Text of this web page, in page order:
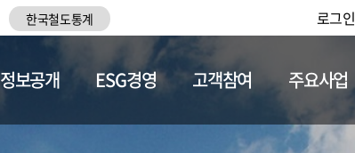
한국철도통계 로그인
정보공개 ESG경영 고객참여 주요사업